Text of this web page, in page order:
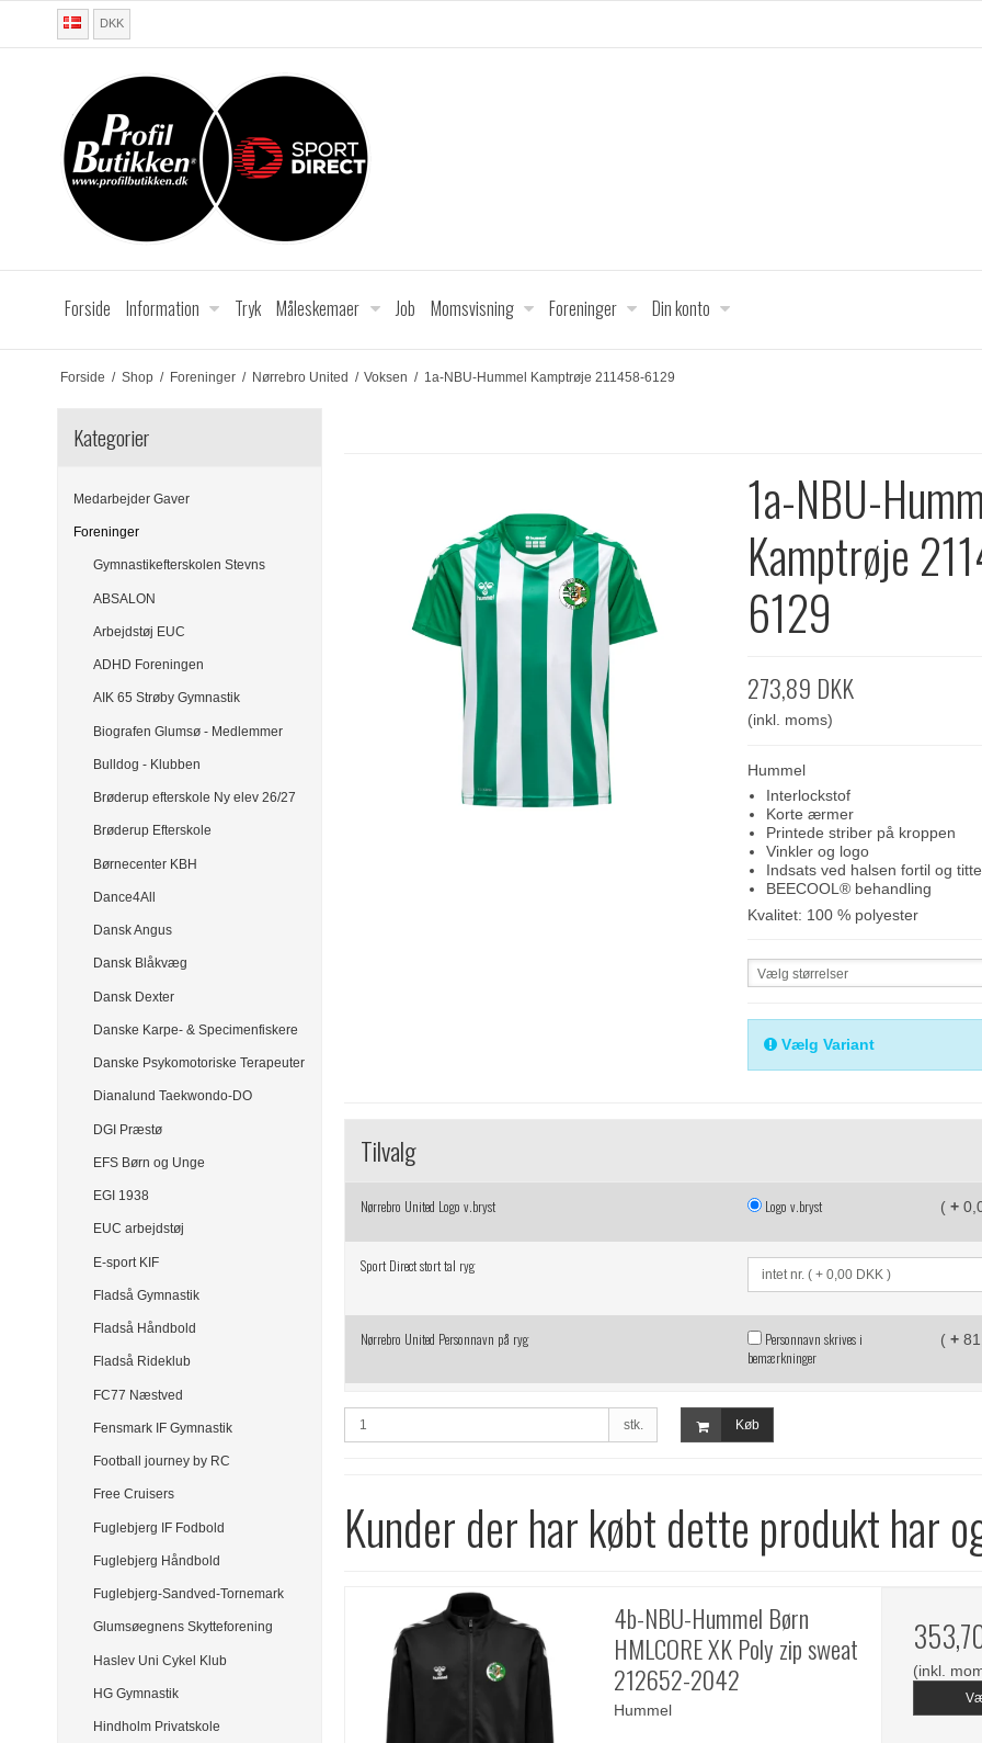
DKK
Forside Information Tryk Måleskemaer Job Momsvisning Foreninger Din konto
Forside / Shop / Foreninger / Nørrebro United / Voksen / 1a-NBU-Hummel Kamptrøje 211458-6129
Kategorier
Medarbejder Gaver
Foreninger
Gymnastikefterskolen Stevns
ABSALON
Arbejdstøj EUC
ADHD Foreningen
AIK 65 Strøby Gymnastik
Biografen Glumsø - Medlemmer
Bulldog - Klubben
Brøderup efterskole Ny elev 26/27
Brøderup Efterskole
Børnecenter KBH
Dance4All
Dansk Angus
Dansk Blåkvæg
Dansk Dexter
Danske Karpe- & Specimenfiskere
Danske Psykomotoriske Terapeuter
Dianalund Taekwondo-DO
DGI Præstø
EFS Børn og Unge
EGI 1938
EUC arbejdstøj
E-sport KIF
Fladså Gymnastik
Fladså Håndbold
Fladså Rideklub
FC77 Næstved
Fensmark IF Gymnastik
Football journey by RC
Free Cruisers
Fuglebjerg IF Fodbold
Fuglebjerg Håndbold
Fuglebjerg-Sandved-Tornemark
Glumsøegnens Skytteforening
Haslev Uni Cykel Klub
HG Gymnastik
Hindholm Privatskole
1a-NBU-
Kamptrøje
6129
273,89 DKK
(inkl. moms)
Hummel
Interlockstof
Korte ærmer
Printede striber på kroppen
Vinkler og logo
Indsats ved halsen fortil og
BEECOOL® behandling
Kvalitet: 100 % polyester
Vælg størrelser
Vælg Variant
Tilvalg
Nørrebro United Logo v.bryst Logo v.bryst (+
Sport Direct stort tal ryg
Nørrebro United Personnavn på ryg
Personnavn skrives i
bemærkninger
(+
stk. Køb
Kunder der har købt dette produkt har
4b-NBU-Hummel Børn
HMLCORE XK Poly zip sweat
212652-2042
Hummel
(inkl.